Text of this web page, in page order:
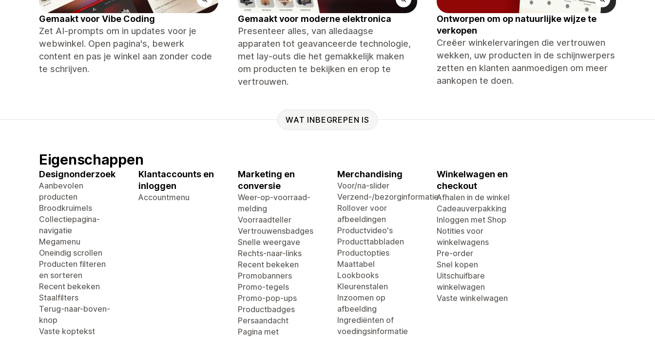
Gemaakt voor Vibe Coding
Zet AI-prompts om in updates voor je
webwinkel. Open pagina's, bewerk
content en pas je winkel aan zonder code
te schrijven.
Gemaakt voor moderne elektronica
Presenteer alles, van alledaagse
apparaten tot geavanceerde technologie,
met lay-outs die het gemakkelijk maken
om producten te bekijken en erop te
vertrouwen.
Ontworpen om op natuurlijke wijze te
verkopen
Creëer winkelervaringen die vertrouwen
wekken, uw producten in de schijnwerpers
zetten en klanten aanmoedigen om meer
aankopen te doen.
WAT INBEGREPEN IS
Eigenschappen
Designonderzoek
Aanbevolen
producten
Broodkruimels
Collectiepagina-
navigatie
Megamenu
Oneindig scrollen
Producten filteren
en sorteren
Recent bekeken
Staalfilters
Terug-naar-boven-
knop
Vaste koptekst
Klantaccounts en
inloggen
Accountmenu
Marketing en
conversie
Weer-op-voorraad-
melding
Voorraadteller
Vertrouwensbadges
Snelle weergave
Rechts-naar-links
Recent bekeken
Promobanners
Promo-tegels
Promo-pop-ups
Productbadges
Persaandacht
Pagina met
Merchandising
Voor/na-slider
Verzend-/bezorginformatie
Rollover voor
afbeeldingen
Productvideo's
Producttabbladen
Productopties
Maattabel
Lookbooks
Kleurenstalen
Inzoomen op
afbeelding
Ingrediënten of
voedingsinformatie
Winkelwagen en
checkout
Afhalen in de winkel
Cadeauverpakking
Inloggen met Shop
Notities voor
winkelwagens
Pre-order
Snel kopen
Uitschuifbare
winkelwagen
Vaste winkelwagen